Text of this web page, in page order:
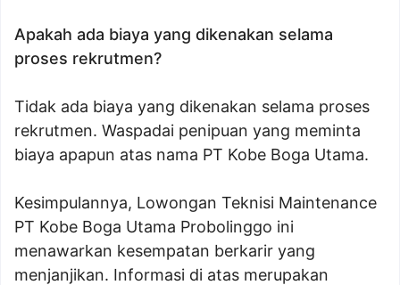
Apakah ada biaya yang dikenakan selama
proses rekrutmen?
Tidak ada biaya yang dikenakan selama proses
rekrutmen. Waspadai penipuan yang meminta
biaya apapun atas nama PT Kobe Boga Utama.
Kesimpulannya, Lowongan Teknisi Maintenance
PT Kobe Boga Utama Probolinggo ini
menawarkan kesempatan berkarir yang
menjanjikan. Informasi di atas merupakan